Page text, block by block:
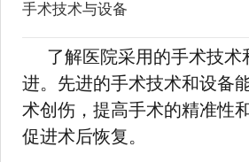
手术技术与设备
了解医院采用的手术技术
进。先进的手术技术和设备
术创伤，提高手术的精准性
促进术后恢复。